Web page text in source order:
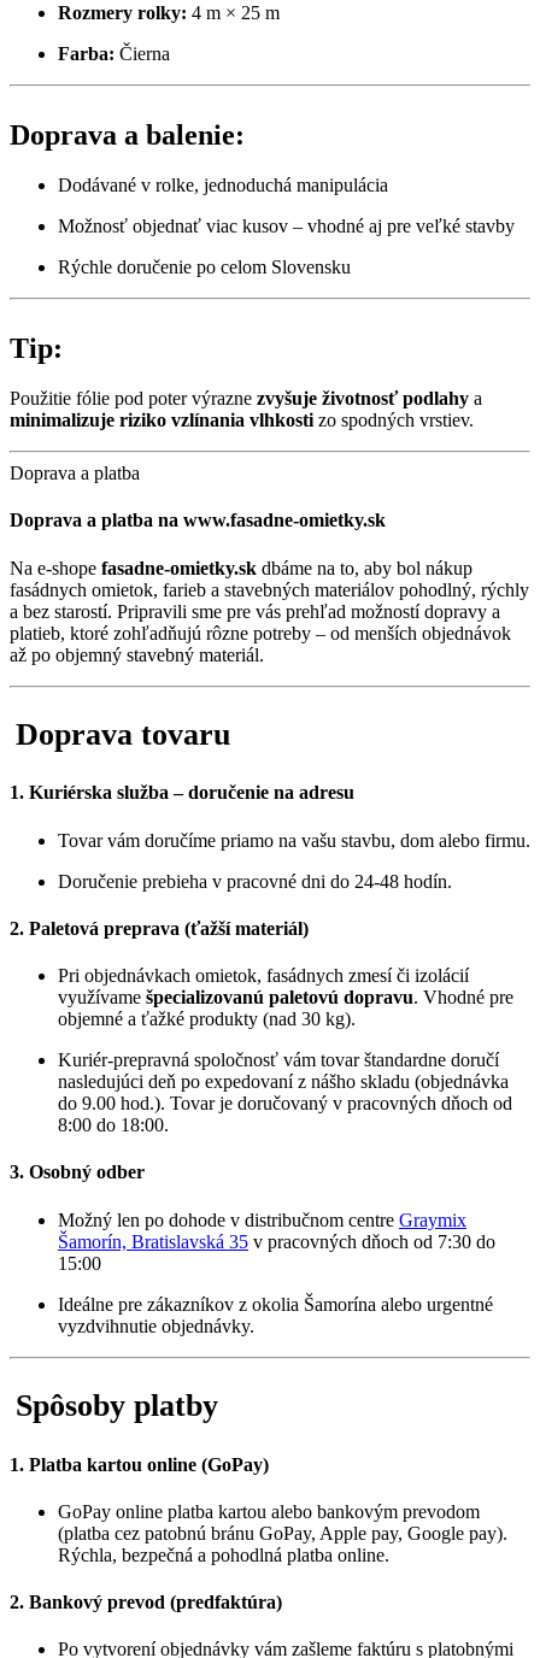
Rozmery rolky: 4 m × 25 m
Farba: Čierna
Doprava a balenie:
Dodávané v rolke, jednoduchá manipulácia
Možnosť objednať viac kusov – vhodné aj pre veľké stavby
Rýchle doručenie po celom Slovensku
Tip:
Použitie fólie pod poter výrazne zvyšuje životnosť podlahy a
minimalizuje riziko vzlínania vlhkosti zo spodných vrstiev.
Doprava a platba
Doprava a platba na www.fasadne-omietky.sk
Na e-shope fasadne-omietky.sk dbáme na to, aby bol nákup
fasádnych omietok, farieb a stavebných materiálov pohodlný, rýchly
a bez starostí. Pripravili sme pre vás prehľad možností dopravy a
platieb, ktoré zohľadňujú rôzne potreby – od menších objednávok
až po objemný stavebný materiál.
Doprava tovaru
1. Kuriérska služba – doručenie na adresu
Tovar vám doručíme priamo na vašu stavbu, dom alebo firmu.
Doručenie prebieha v pracovné dni do 24-48 hodín.
2. Paletová preprava (ťažší materiál)
Pri objednávkach omietok, fasádnych zmesí či izolácií
využívame špecializovanú paletovú dopravu. Vhodné pre
objemné a ťažké produkty (nad 30 kg).
Kuriér-prepravná spoločnosť vám tovar štandardne doručí
nasledujúci deň po expedovaní z nášho skladu (objednávka
do 9.00 hod.). Tovar je doručovaný v pracovných dňoch od
8:00 do 18:00.
3. Osobný odber
Možný len po dohode v distribučnom centre Graymix
Šamorín, Bratislavská 35 v pracovných dňoch od 7:30 do
15:00
Ideálne pre zákazníkov z okolia Šamorína alebo urgentné
vyzdvihnutie objednávky.
Spôsoby platby
1. Platba kartou online (GoPay)
GoPay online platba kartou alebo bankovým prevodom
(platba cez patobnú bránu GoPay, Apple pay, Google pay).
Rýchla, bezpečná a pohodlná platba online.
2. Bankový prevod (predfaktúra)
Po vytvorení objednávky vám zašleme faktúru s platobnými